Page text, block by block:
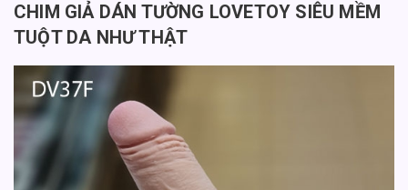
CHIM GIẢ DÁN TƯỜNG LOVETOY SIÊU MỀM
TUỘT DA NHƯ THẬT